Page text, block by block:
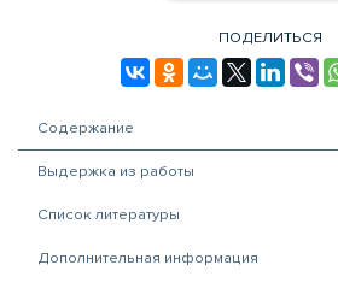
ПОДЕЛИТЬСЯ
Содержание
Выдержка из работы
Список литературы
Дополнительная информация